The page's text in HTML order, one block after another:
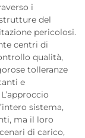
i
del
pericolosi.
centri di
qualità,
tolleranze
e
sistema,
ma il loro
di carico,